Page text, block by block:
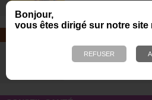
Bonjour,
vous êtes dirigé sur notre site
Tout pour